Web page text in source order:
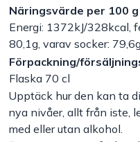
Om Bakers
Kundtjänst
Kontakt
Näringsvärde per 100 g
Energi: 1372kJ/328kcal,
80,1g, varav socker:
Förpackning/
Flaska 70 cl
Upptäck hur den kan ta
nya nivåer, allt från iste,
med eller utan alkohol.